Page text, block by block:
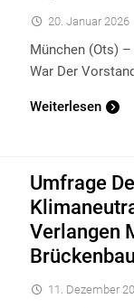
20. Januar 2026
München (ots) –
War Der
Weiterlesen
Umfrage
Verlangen
11. Dezember